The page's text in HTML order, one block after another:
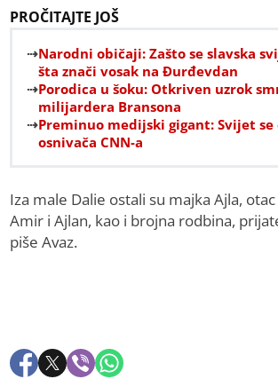
PROČITAJTE JOŠ
Narodni običaji: Zašto se slavska
šta znači vosak na Đurđevdan
Porodica u šoku: Otkriven uzrok
milijardera Bransona
Preminuo medijski gigant: Svijet se
osnivača CNN-a
Iza male Dalie ostali su majka Ajla,
Amir i Ajlan, kao i brojna rodbina,
piše Avaz.